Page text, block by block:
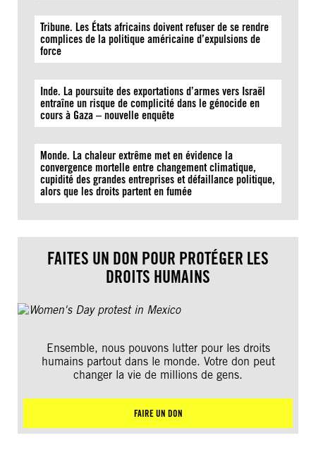
Tribune. Les États africains doivent refuser de se rendre
complices de la politique américaine d’expulsions de
force
Inde. La poursuite des exportations d’armes vers Israël
entraîne un risque de complicité dans le génocide en
cours à Gaza – nouvelle enquête
Monde. La chaleur extrême met en évidence la
convergence mortelle entre changement climatique,
cupidité des grandes entreprises et défaillance politique,
alors que les droits partent en fumée
FAITES UN DON POUR PROTÉGER LES
DROITS HUMAINS
Ensemble, nous pouvons lutter pour les droits
humains partout dans le monde. Votre don peut
changer la vie de millions de gens.
FAIRE UN DON